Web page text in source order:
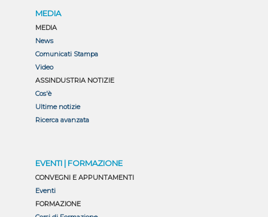
MEDIA
MEDIA
News
Comunicati Stampa
Video
ASSINDUSTRIA NOTIZIE
Cos'è
Ultime notizie
Ricerca avanzata
EVENTI | FORMAZIONE
CONVEGNI E APPUNTAMENTI
Eventi
FORMAZIONE